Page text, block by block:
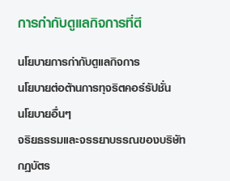
การกำกับดูแลกิจการที่ดี
นโยบายการกำกับดูแลกิจการ
นโยบายต่อต้านการทุจริตคอร์รัปชั่น
นโยบายอื่นๆ
จริยธรรมและจรรยาบรรณของบริษัท
กฎบัตร